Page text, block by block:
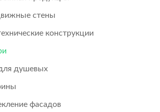
стены
конструкции
душевых
фасадов